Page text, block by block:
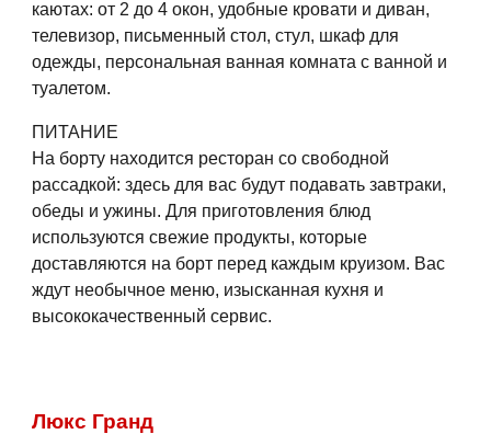
каютах: от 2 до 4 окон, удобные кровати и диван,
телевизор, письменный стол, стул, шкаф для
одежды, персональная ванная комната с ванной и
туалетом.
ПИТАНИЕ
На борту находится ресторан со свободной
рассадкой: здесь для вас будут подавать завтраки,
обеды и ужины. Для приготовления блюд
используются свежие продукты, которые
доставляются на борт перед каждым круизом. Вас
ждут необычное меню, изысканная кухня и
высококачественный сервис.
Люкс Гранд